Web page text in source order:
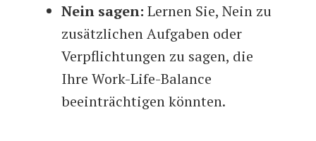
Nein sagen: Lernen Sie, Nein zu
zusätzlichen Aufgaben oder
Verpflichtungen zu sagen, die
Ihre Work-Life-Balance
beeinträchtigen könnten.